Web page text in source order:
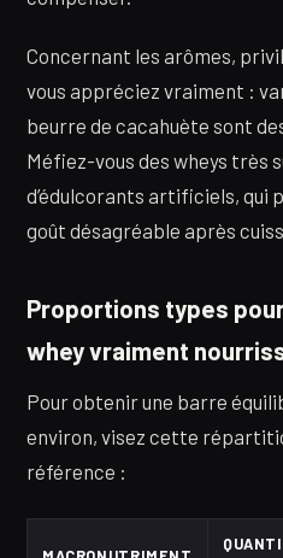
Concernant les arômes,
vous appréciez vraiment :
beurre de cacahuète sont
Méfiez-vous des wheys très
d’édulcorants artificiels, qui
goût désagréable après
Proportions types
whey vraiment
Pour obtenir une barre
environ, visez cette
référence :